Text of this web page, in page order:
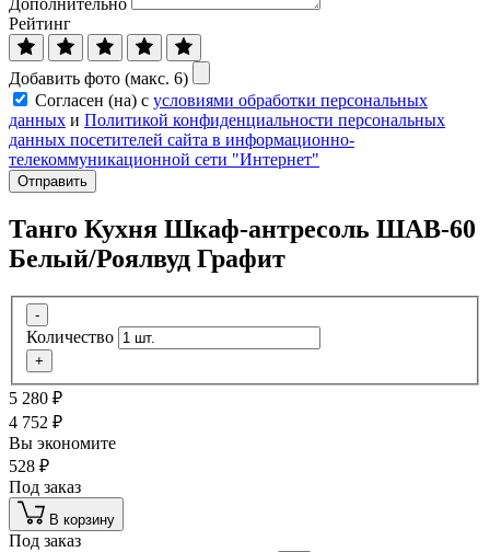
Дополнительно
Рейтинг
Добавить фото (макс. 6)
Согласен (на) с условиями обработки персональных
данных и Политикой конфиденциальности персональных
данных посетителей сайта в информационно-
телекоммуникационной сети "Интернет"
Отправить
Танго Кухня Шкаф-антресоль ШАВ-60
Белый/Роялвуд Графит
-
Количество
+
5 280 ₽
4 752 ₽
Вы экономите
528 ₽
Под заказ
В корзину
Под заказ